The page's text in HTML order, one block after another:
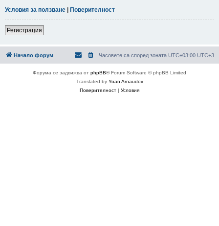
Условия за ползване | Поверителност
Регистрация
Начало форум Часовете са според зоната UTC+03:00 UTC+3
Форума се задвижва от phpBB® Forum Software © phpBB Limited
Translated by Yoan Arnaudov
Поверителност | Условия